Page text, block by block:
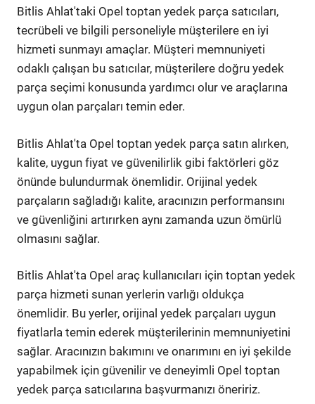
Bitlis Ahlat'taki Opel toptan yedek parça satıcıları,
tecrübeli ve bilgili personeliyle müşterilere en iyi
hizmeti sunmayı amaçlar. Müşteri memnuniyeti
odaklı çalışan bu satıcılar, müşterilere doğru yedek
parça seçimi konusunda yardımcı olur ve araçlarına
uygun olan parçaları temin eder.
Bitlis Ahlat'ta Opel toptan yedek parça satın alırken,
kalite, uygun fiyat ve güvenilirlik gibi faktörleri göz
önünde bulundurmak önemlidir. Orijinal yedek
parçaların sağladığı kalite, aracınızın performansını
ve güvenliğini artırırken aynı zamanda uzun ömürlü
olmasını sağlar.
Bitlis Ahlat'ta Opel araç kullanıcıları için toptan yedek
parça hizmeti sunan yerlerin varlığı oldukça
önemlidir. Bu yerler, orijinal yedek parçaları uygun
fiyatlarla temin ederek müşterilerinin memnuniyetini
sağlar. Aracınızın bakımını ve onarımını en iyi şekilde
yapabilmek için güvenilir ve deneyimli Opel toptan
yedek parça satıcılarına başvurmanızı öneririz.